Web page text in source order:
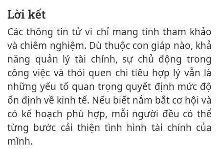
Lời kết
Các thông tin tử vi chỉ mang tính tham khảo
và chiêm nghiệm. Dù thuộc con giáp nào, khả
năng quản lý tài chính, sự chủ động trong
công việc và thói quen chi tiêu hợp lý vẫn là
những yếu tố quan trọng quyết định mức độ
ổn định về kinh tế. Nếu biết nắm bắt cơ hội và
có kế hoạch phù hợp, mỗi người đều có thể
từng bước cải thiện tình hình tài chính của
mình.